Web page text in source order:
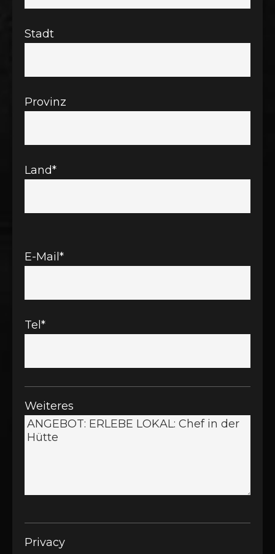
Stadt
Provinz
Land*
E-Mail*
Tel*
Weiteres
Privacy